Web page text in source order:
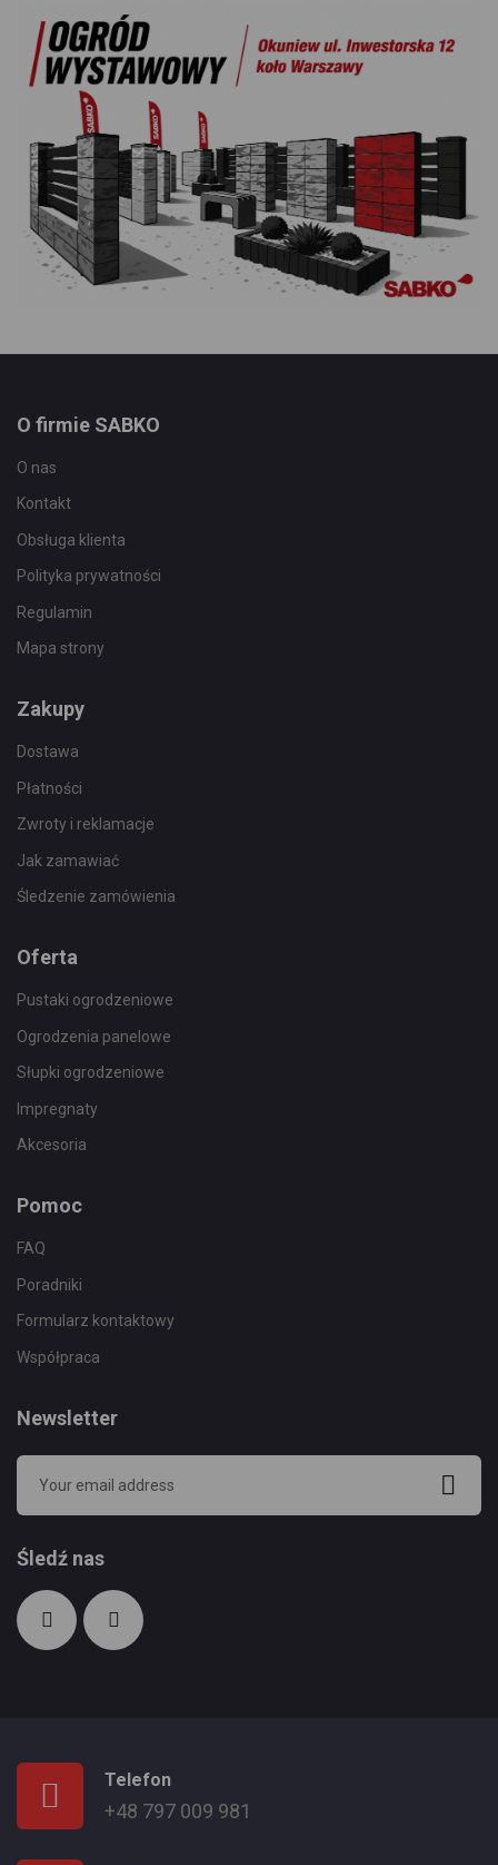
O firmie SABKO
O nas
Kontakt
Obsługa klienta
Polityka prywatności
Regulamin
Mapa strony
Zakupy
Dostawa
Płatności
Zwroty i reklamacje
Jak zamawiać
Śledzenie zamówienia
Oferta
Pustaki ogrodzeniowe
Ogrodzenia panelowe
Słupki ogrodzeniowe
Impregnaty
Akcesoria
Pomoc
FAQ
Poradniki
Formularz kontaktowy
Współpraca
Newsletter
Śledź nas
Telefon
+48 797 009 981